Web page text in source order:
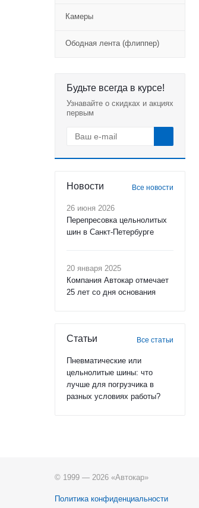
Камеры
Ободная лента (флиппер)
Будьте всегда в курсе!
Узнавайте о скидках и акциях
первым
Новости Все новости
26 июня 2026
Перепресовка цельнолитых
шин в Санкт-Петербурге
20 января 2025
Компания Автокар отмечает
25 лет со дня основания
Статьи Все статьи
Пневматические или
цельнолитые шины: что
лучше для погрузчика в
разных условиях работы?
© 1999 — 2026 «Автокар»
Политика конфиденциальности